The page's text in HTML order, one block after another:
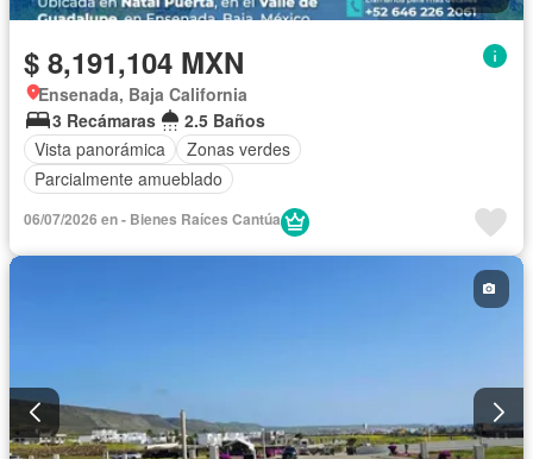
$ 8,191,104 MXN
Ensenada, Baja California
3 Recámaras
2.5 Baños
Vista panorámica
Zonas verdes
Parcialmente amueblado
06/07/2026 en - Bienes Raíces Cantúa